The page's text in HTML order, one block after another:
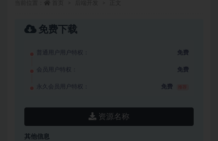
免费下载
普通用户用户特权： 免费
会员用户特权： 免费
永久会员用户特权： 免费
资源名称
其他信息